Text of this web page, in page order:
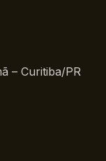
– Curitiba/PR